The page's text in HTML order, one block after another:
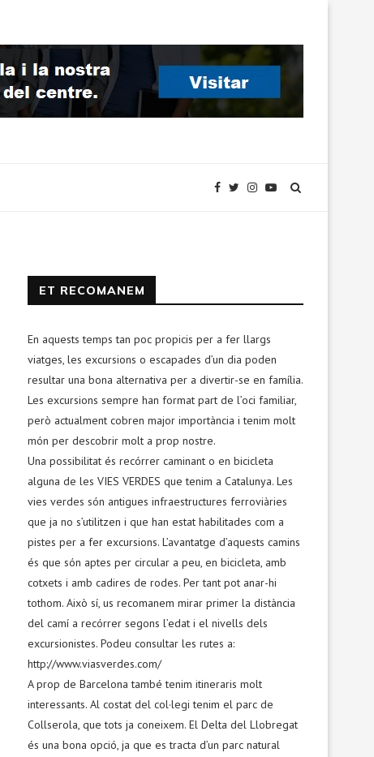
ET RECOMANEM
En aquests temps tan poc propicis per a fer llargs
viatges, les excursions o escapades d’un dia poden
resultar una bona alternativa per a divertir-se en família.
Les excursions sempre han format part de l’oci familiar,
però actualment cobren major importància i tenim molt
món per descobrir molt a prop nostre.
Una possibilitat és recórrer caminant o en bicicleta
alguna de les VIES VERDES que tenim a Catalunya. Les
vies verdes són antigues infraestructures ferroviàries
que ja no s’utilitzen i que han estat habilitades com a
pistes per a fer excursions. L’avantatge d’aquests camins
és que són aptes per circular a peu, en bicicleta, amb
cotxets i amb cadires de rodes. Per tant pot anar-hi
tothom. Això sí, us recomanem mirar primer la distància
del camí a recórrer segons l’edat i el nivells dels
excursionistes. Podeu consultar les rutes a:
http://www.viasverdes.com/
A prop de Barcelona també tenim itineraris molt
interessants. Al costat del col·legi tenim el parc de
Collserola, que tots ja coneixem. El Delta del Llobregat
és una bona opció, ja que es tracta d’un parc natural